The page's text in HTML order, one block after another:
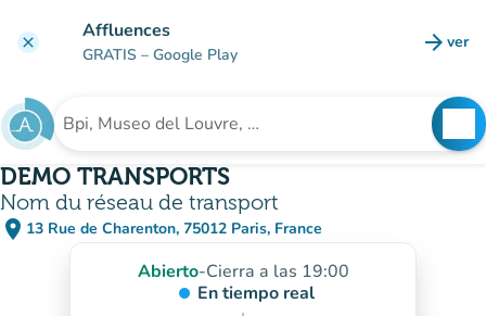
clear Affluences
GRATIS – Google Play arrow_forward ver
Buscar un establecimiento
DEMO TRANSPORTS
Nom du réseau de transport
place 13 Rue de Charenton, 75012 Paris, France
(abrir en Google Maps)
(nueva pestaña)
Abierto-Cierra a las 19:00
En tiempo real